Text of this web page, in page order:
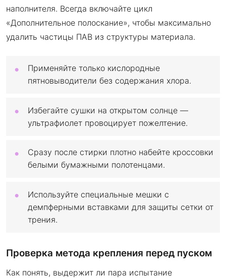
наполнителя. Всегда включайте цикл
«Дополнительное полоскание», чтобы максимально
удалить частицы ПАВ из структуры материала.
Применяйте только кислородные
пятновыводители без содержания хлора.
Избегайте сушки на открытом солнце —
ультрафиолет провоцирует пожелтение.
Сразу после стирки плотно набейте кроссовки
белыми бумажными полотенцами.
Используйте специальные мешки с
демпферными вставками для защиты сетки от
трения.
Проверка метода крепления перед пуском
Как понять, выдержит ли пара испытание